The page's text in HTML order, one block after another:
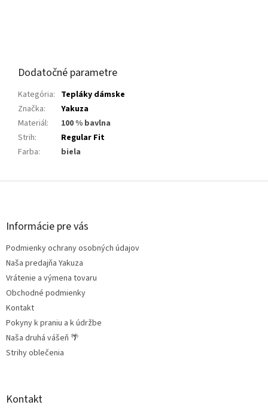
Dodatočné parametre
Kategória: Tepláky dámske
Značka:
Yakuza
Materiál:
100 % bavlna
Strih:
Regular Fit
Farba: biela
Z
Informácie pre vás
Podmienky ochrany osobných údajov
Naša predajňa Yakuza
Vrátenie a výmena tovaru
Obchodné podmienky
Kontakt
Pokyny k praniu a k údržbe
Naša druhá vášeň 🌴
Strihy oblečenia
Kontakt